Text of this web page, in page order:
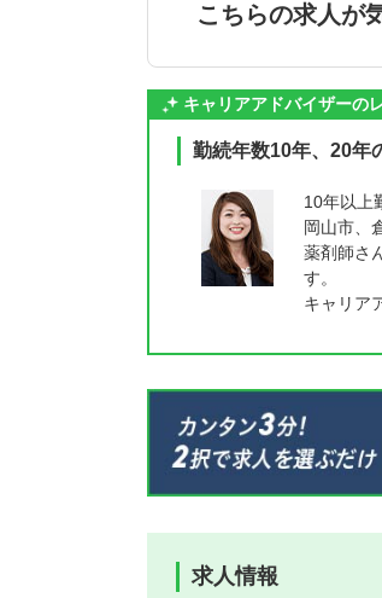
こちらの求人が
キャリアアドバイザーの
勤続年数10年、20年
10年以上
岡山市、
薬剤師さ
す。
キャリア
求人情報